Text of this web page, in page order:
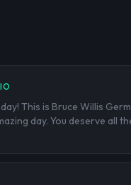
This is Bruce Willis
day. You deserve all